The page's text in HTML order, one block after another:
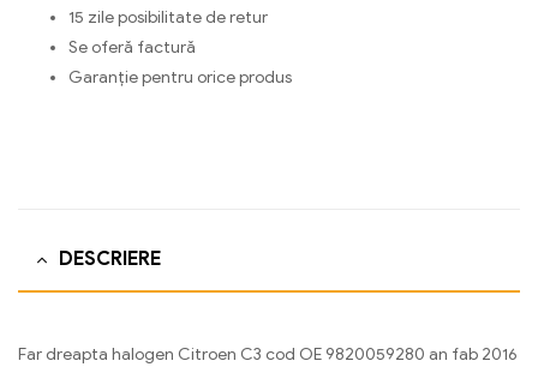
15 zile posibilitate de retur
Se oferă factură
Garanție pentru orice produs
DESCRIERE
Far dreapta halogen Citroen C3 cod OE 9820059280 an fab 2016